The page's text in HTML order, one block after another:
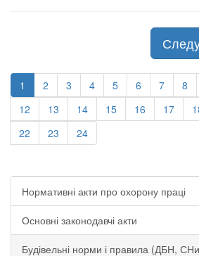
1 2 3 4 5 6 7 8
12
13 14 15 16 17
22
23 24
Нормативні акти про охорону праці
Основні законодавчі акти
Будівельні норми і правила (ДБН,